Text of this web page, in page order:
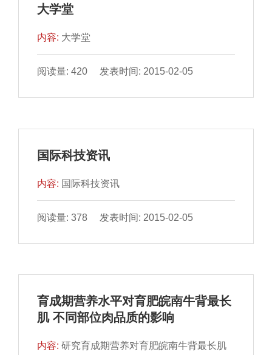
大学堂
内容: 大学堂
阅读量: 420 发表时间: 2015-02-05
国际科技资讯
内容: 国际科技资讯
阅读量: 378 发表时间: 2015-02-05
育成期营养水平对育肥皖南牛背最长
肌 不同部位肉品质的影响
内容:研究育成期营养对育肥皖南牛背最长肌